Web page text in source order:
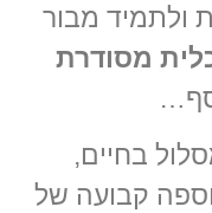
ולתמיד מבור
מסודרת
בחיים,
קבועה של